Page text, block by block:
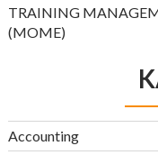
TRAINING
(MOME)
Accounting